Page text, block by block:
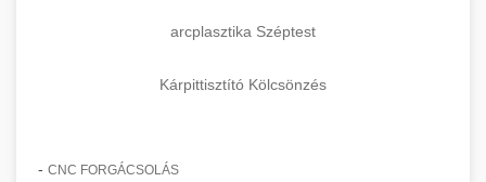
arcplasztika Széptest
Kárpittisztító Kölcsönzés
- CNC FORGÁCSOLÁS